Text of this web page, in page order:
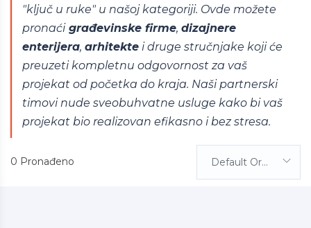
"ključ u ruke" u našoj kategoriji. Ovde možete
pronaćigrađevinske firme, dizajnere
enterijera, arhitekte i druge stručnjake koji će
preuzeti kompletnu odgovornost za vaš
projekat od početka do kraja. Naši partnerski
timovi nude sveobuhvatne usluge kako bi vaš
projekat bio realizovan efikasno i bez stresa.
0 Pronađeno Default Order